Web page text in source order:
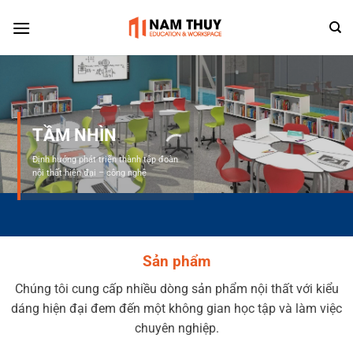
TẦM NHÌN
Định hướng phát triển thành tập đoàn
nội thất hiện đại – công nghệ
Sản phẩm
Chúng tôi cung cấp nhiều dòng sản phẩm nội thất với kiểu
dáng hiện đại đem đến một không gian học tập và làm việc
chuyên nghiệp.